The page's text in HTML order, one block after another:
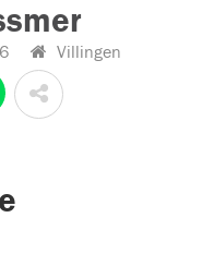
Villingen